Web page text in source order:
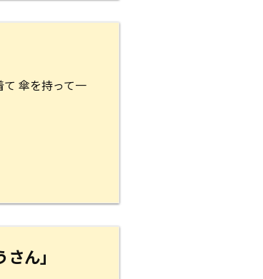
傘を持って一
ん」